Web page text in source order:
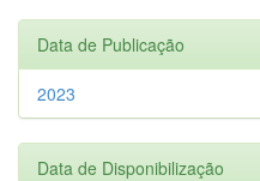
Data de Publicação
2023
Data de Disponibilização